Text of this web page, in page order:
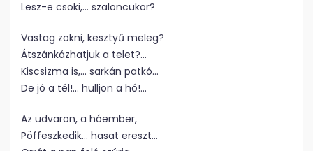
Lesz-e csoki,… szaloncukor?
Vastag zokni, kesztyű meleg?
Átszánkázhatjuk a telet?…
Kiscsizma is,… sarkán patkó…
De jó a tél!… hulljon a hó!…
Az udvaron, a hóember,
Pöffeszkedik… hasat ereszt…